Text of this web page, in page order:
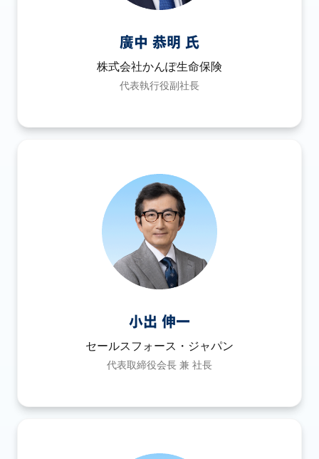
廣中 恭明 氏
株式会社かんぽ生命保険
代表執行役副社長
小出 伸一
セールスフォース・ジャパン
代表取締役会長 兼 社長